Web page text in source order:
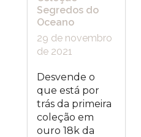
Segredos do
Oceano
29 de novembro
de 2021
Desvende o
que está por
trás da primeira
coleção em
ouro 18k da